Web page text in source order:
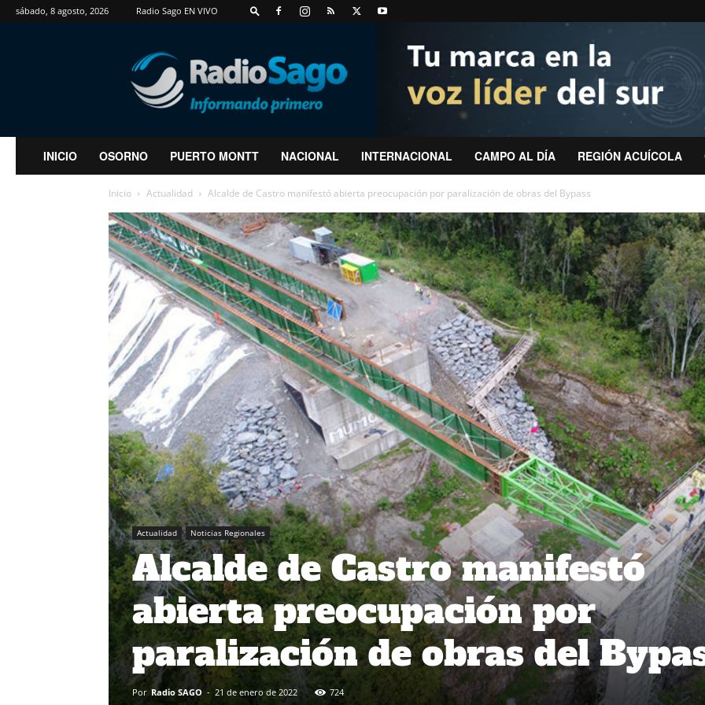
sábado, 8 agosto, 2026 Radio Sago EN VIVO
RadioSago
INICIO OSORNO PUERTO MONTT NACIONAL INTERNACIONAL CAMPO AL DÍA REGIÓN ACUÍCOLA
Inicio Actualidad Alcalde de Castro manifestó abierta preocupación por paralización de obras del Bypass
Actualidad Noticias Regionales
Alcalde de Castro manifestó
abierta preocupación por
paralización de obras del
Por Radio SAGO - 21 de enero de 2022 724